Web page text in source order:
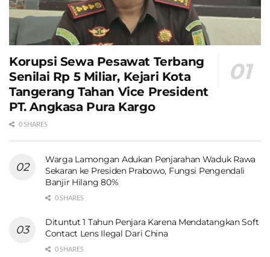
Korupsi Sewa Pesawat Terbang
Senilai Rp 5 Miliar, Kejari Kota
Tangerang Tahan Vice President
PT. Angkasa Pura Kargo
0 SHARES
Warga Lamongan Adukan Penjarahan Waduk Rawa
Sekaran ke Presiden Prabowo, Fungsi Pengendali
Banjir Hilang 80%
0 SHARES
Dituntut 1 Tahun Penjara Karena Mendatangkan Soft
Contact Lens Ilegal Dari China
0 SHARES